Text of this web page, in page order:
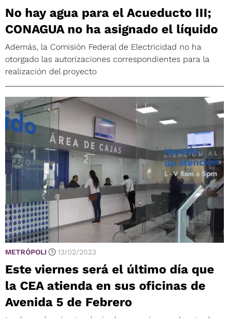
No hay agua para el Acueducto III;
CONAGUA no ha asignado el líquido
Además, la Comisión Federal de Electricidad no ha
otorgado las autorizaciones correspondientes para la
realización del proyecto
METRÓPOLI 13/02/2023
Este viernes será el último día que
la CEA atienda en sus oficinas de
Avenida 5 de Febrero